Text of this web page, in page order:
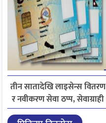
तीन सातादेखि लाइसेन्स वितरण
र नवीकरण सेवा ठप्प, सेवाग्राही
सास्तीमा